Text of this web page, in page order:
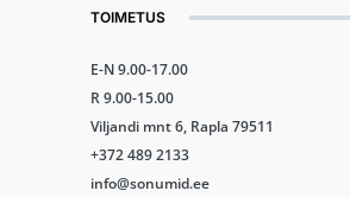
TOIMETUS
E-N 9.00-17.00
R 9.00-15.00
Viljandi mnt 6, Rapla 79511
+372 489 2133
info@sonumid.ee